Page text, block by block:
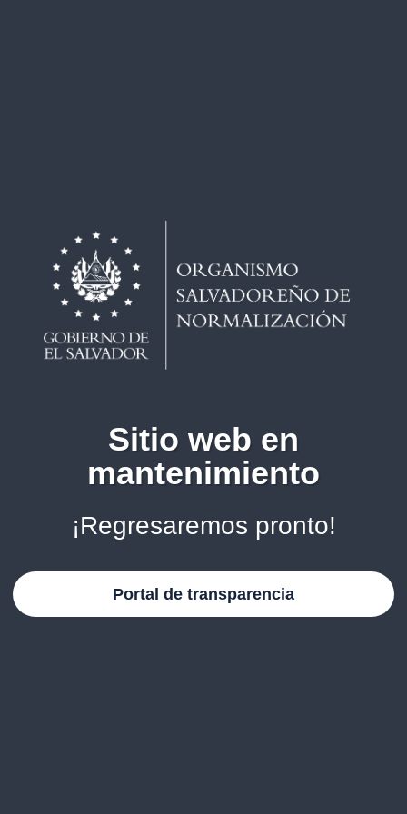
Sitio web en
mantenimiento
¡Regresaremos pronto!
Portal de transparencia